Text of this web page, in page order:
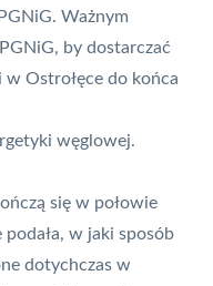
Ważnym
by dostarczać
Ostrołęce do końca
węglowej.
się w połowie
w jaki sposób
dotychczas w